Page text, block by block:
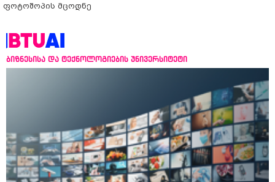
ფოტოშოპის მცოდნე
ბიზნესისა და ტექნოლოგიების უნივერსიტეტი